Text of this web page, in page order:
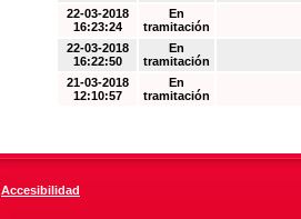
22-03-2018
16:23:24
En
tramitación
22-03-2018
16:22:50
En
tramitación
21-03-2018
12:10:57
En
tramitación
Accesibilidad